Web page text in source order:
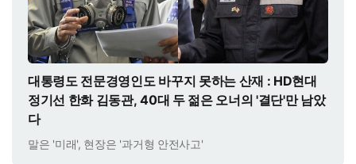
대통령도 전문경영인도 바꾸지 못하는 산재 : HD현대
정기선 한화 김동관, 40대 두 젊은 오너의 '결단'만 남았
다
말은 '미래', 현장은 '과거형 안전사고'